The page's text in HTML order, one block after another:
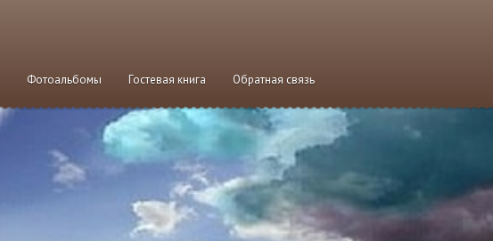
Фотоальбомы Гостевая книга Обратная связь